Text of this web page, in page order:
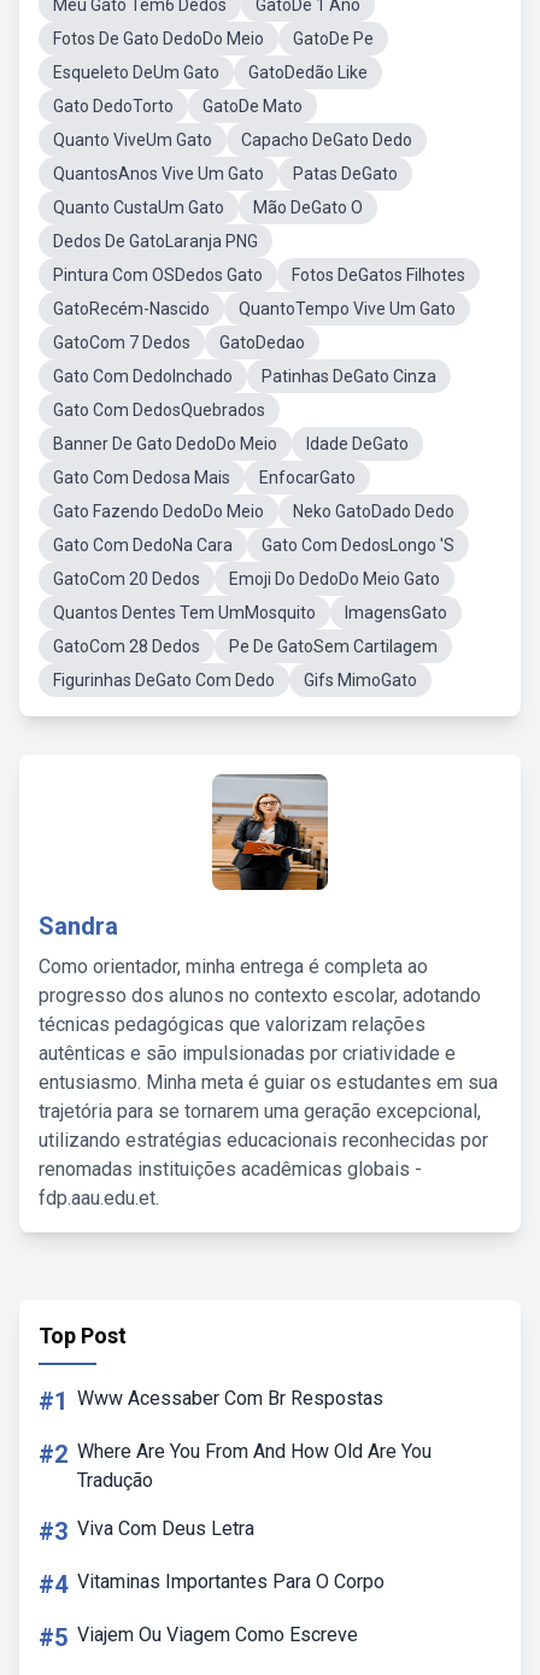
Meu Gato Tem6 Dedos
GatoDe 1 Ano
Fotos De Gato DedoDo Meio
GatoDe Pe
Esqueleto DeUm Gato
GatoDedão Like
Gato DedoTorto
GatoDe Mato
Quanto ViveUm Gato
Capacho DeGato Dedo
QuantosAnos Vive Um Gato
Patas DeGato
Quanto CustaUm Gato
Mão DeGato O
Dedos De GatoLaranja PNG
Pintura Com OSDedos Gato
Fotos DeGatos Filhotes
GatoRecém-Nascido
QuantoTempo Vive Um Gato
GatoCom 7 Dedos
GatoDedao
Gato Com DedoInchado
Patinhas DeGato Cinza
Gato Com DedosQuebrados
Banner De Gato DedoDo Meio
Idade DeGato
Gato Com Dedosa Mais
EnfocarGato
Gato Fazendo DedoDo Meio
Neko GatoDado Dedo
Gato Com DedoNa Cara
Gato Com DedosLongo 'S
GatoCom 20 Dedos
Emoji Do DedoDo Meio Gato
Quantos Dentes Tem UmMosquito
ImagensGato
GatoCom 28 Dedos
Pe De GatoSem Cartilagem
Figurinhas DeGato Com Dedo
Gifs MimoGato
Sandra
Como orientador, minha entrega é completa ao
progresso dos alunos no contexto escolar, adotando
técnicas pedagógicas que valorizam relações
autênticas e são impulsionadas por criatividade e
entusiasmo. Minha meta é guiar os estudantes em sua
trajetória para se tornarem uma geração excepcional,
utilizando estratégias educacionais reconhecidas por
renomadas instituições acadêmicas globais -
fdp.aau.edu.et.
Top Post
#1 Www Acessaber Com Br Respostas
#2 Where Are You From And How Old Are You
Tradução
#3 Viva Com Deus Letra
#4 Vitaminas Importantes Para O Corpo
#5 Viajem Ou Viagem Como Escreve